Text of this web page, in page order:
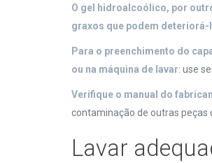
O gel hidroalcoólico, por
graxos que podem deteriorá-
Para o preenchimento do
ou na máquina de lavar: use
Verifique o manual do
contaminação de outras peças
Lavar